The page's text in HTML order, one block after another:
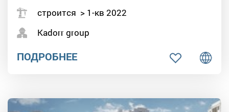
строится > 1-кв 2022
Kadorr group
ПОДРОБНЕЕ